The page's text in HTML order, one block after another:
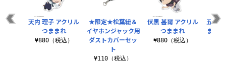
★限定★松葉紐＆
イヤホンジャック用
ダストカバーセッ
ト
¥110（税込）
伏黒 甚爾 アクリル
つままれ
¥880（税込）
五条
まま
天内 理子 アクリル
つままれ
¥880（税込）